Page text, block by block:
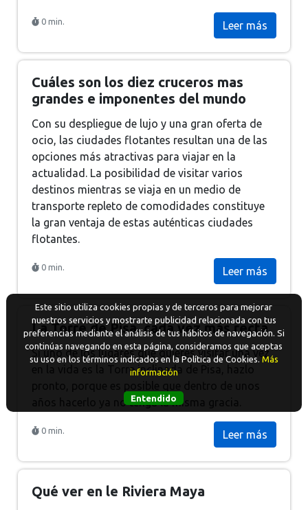
0 min. Leer más
Cuáles son los diez cruceros mas
grandes e imponentes del mundo
Con su despliegue de lujo y una gran oferta de
ocio, las ciudades flotantes resultan una de las
opciones más atractivas para viajar en la
actualidad. La posibilidad de visitar varios
destinos mientras se viaja en un medio de
transporte repleto de comodidades constituye
la gran ventaja de estas auténticas ciudades
flotantes.
0 min. Leer más
La Torre de Pisa, cada vez más recta
Si uno de los lugares que quieres visitar una vez
en la vida es la Torre inclinada de Pisa, hazlo
años hacerlo ya no tenga la misma gracia.
0 min. Leer más
Qué ver en le Riviera Maya
Este sitio utiliza cookies propias y de terceros para mejorar
nuestros servicios y mostrarte publicidad relacionada con tus
preferencias mediante el análisis de tus hábitos de navegación. Si
continúas navegando en esta página, consideramos que aceptas
su uso en los términos indicados en la Política de Cookies. Más
información
Entendido